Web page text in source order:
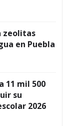
zeolitas
en Puebla
11 mil 500
su
2026